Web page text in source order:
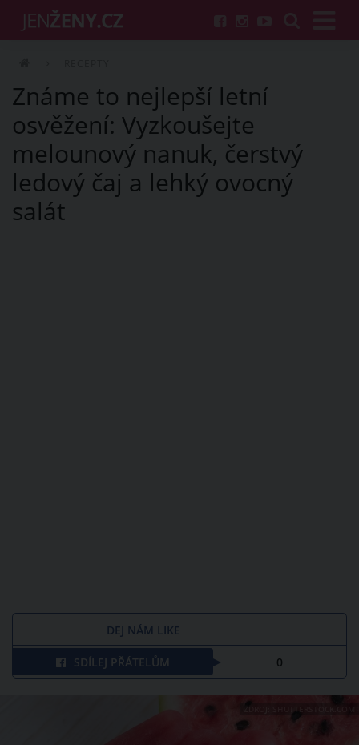
Známe to nejlepší letní
osvěžení: Vyzkoušejte
melounový nanuk, čerstvý
ledový čaj a lehký ovocný
salát
DEJ NÁM LIKE
SDÍLEJ PŘÁTELŮM 0
ZDROJ: SHUTTERSTOCK.COM